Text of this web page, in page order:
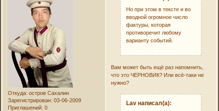
Откуда: остров Сахалин
Зарегистрирован: 03-06-2009
Приглашений: 0
Но при этом в тексте и во
вводной огромное число
фактуры, которая
противоречит любому
варианту событий.
Вам может быть ещё раз напомнить,
что это ЧЕРНОВИК? Или всё-таки не
нужно?
Lav написал(а):